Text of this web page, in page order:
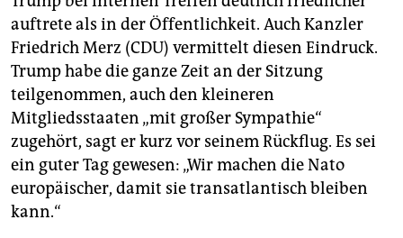
auftrete als in der Öffentlichkeit. Auch Kanzler
Friedrich Merz (CDU) vermittelt diesen Eindruck.
Trump habe die ganze Zeit an der Sitzung
teilgenommen, auch den kleineren
Mitgliedsstaaten „mit großer Sympathie“
zugehört, sagt er kurz vor seinem Rückflug. Es sei
ein guter Tag gewesen: „Wir machen die Nato
europäischer, damit sie transatlantisch bleiben
kann.“